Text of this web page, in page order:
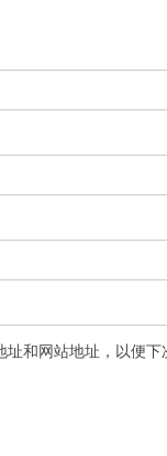
和网站地址，以便